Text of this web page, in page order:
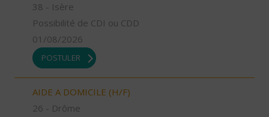
38 - Isère
Possibilité de CDI ou CDD
01/08/2026
POSTULER
AIDE A DOMICILE (H/F)
26 - Drôme